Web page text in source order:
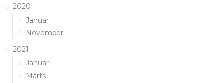
2020
Januar
November
2021
Januar
Marts